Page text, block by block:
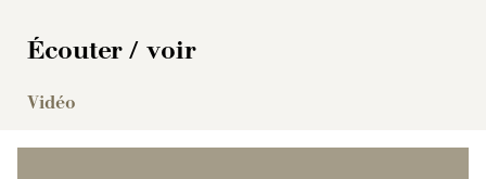
Écouter / voir
Vidéo